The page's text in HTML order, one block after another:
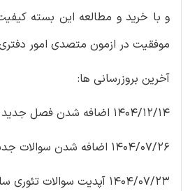
و با خرید و مطالعه این بسته
موفقیت در ازمون متصدی امور
آخرین بروزرسانی ها:
1404/12/14 اضافه شدن فصل جدید (اصل سوالات سال 1404)
1404/07/26 اضافه شدن سوالات جدید به بخش تئوری های سازمان
1404/07/23 آپدیت سوالات تئوری سازمان، حقوق اساسی و اضافه شدن اصل سوالات 1396 و 1400